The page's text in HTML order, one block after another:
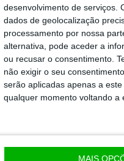
desenvolvimento de serviços.
dados de geolocalização
processamento por nossa
alternativa, pode aceder a
ou recusar o consentimento.
não exigir o seu
serão aplicadas apenas a
qualquer momento voltando a
MAIS